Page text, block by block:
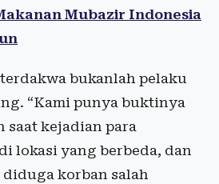
Mubazir Indonesia
bukanlah pelaku
“Kami punya buktinya
saat kejadian para
lokasi yang berbeda, dan
korban salah